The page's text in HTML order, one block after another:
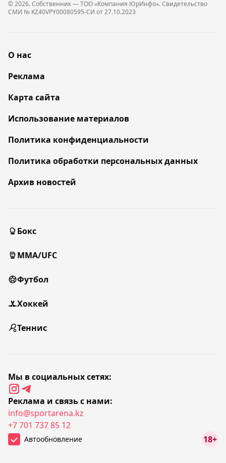
© 2026. Собственник — ТОО «Компания ЮрИнфо». Cвидетельство
СМИ № KZ40VPY00080595-СИ от 27.10.2023
О нас
Реклама
Карта сайта
Использование материалов
Политика конфиденциальности
Политика обработки персональных данных
Архив новостей
Бокс
MMA/UFC
Футбол
Хоккей
Теннис
Мы в социальных сетях:
Реклама и связь с нами:
info@sportarena.kz
+7 701 737 85 12
Автообновление 18+